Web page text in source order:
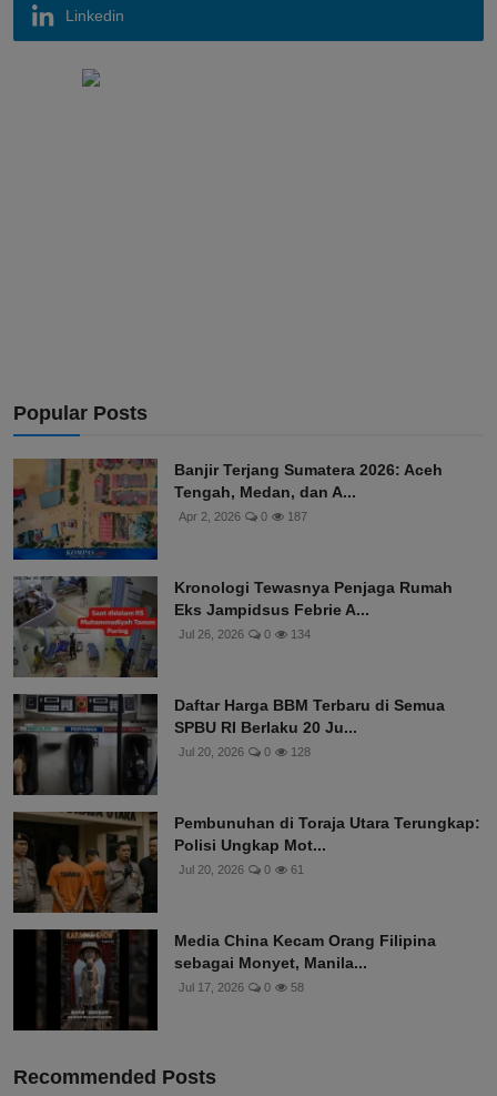
Linkedin
Popular Posts
Banjir Terjang Sumatera 2026: Aceh
Tengah, Medan, dan A...
Apr 2, 2026 0 187
Kronologi Tewasnya Penjaga Rumah
Eks Jampidsus Febrie A...
Jul 26, 2026 0 134
Daftar Harga BBM Terbaru di Semua
SPBU RI Berlaku 20 Ju...
Jul 20, 2026 0 128
Pembunuhan di Toraja Utara Terungkap:
Polisi Ungkap Mot...
Jul 20, 2026 0 61
Media China Kecam Orang Filipina
sebagai Monyet, Manila...
Jul 17, 2026 0 58
Recommended Posts